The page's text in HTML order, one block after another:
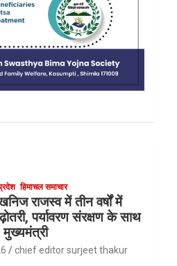
हिमाचल समाचार
राजस्व में तीन वर्षों में
पर्यावरण संरक्षण के साथ
chief editor surjeet thakur